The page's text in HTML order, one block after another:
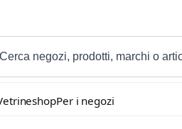
Per i negozi